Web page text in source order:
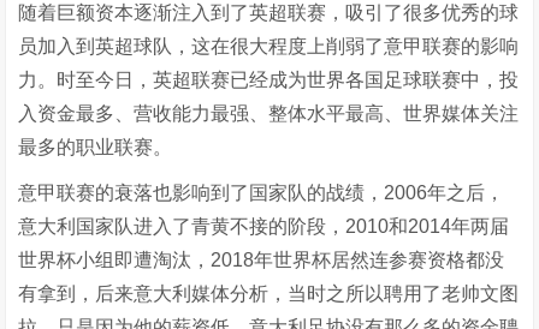
随着巨额资本逐渐注入到了英超联赛，吸引了很多优秀的球
员加入到英超球队，这在很大程度上削弱了意甲联赛的影响
力。时至今日，英超联赛已经成为世界各国足球联赛中，投
入资金最多、营收能力最强、整体水平最高、世界媒体关注
最多的职业联赛。
意甲联赛的衰落也影响到了国家队的战绩，2006年之后，
意大利国家队进入了青黄不接的阶段，2010和2014年两届
世界杯小组即遭淘汰，2018年世界杯居然连参赛资格都没
有拿到，后来意大利媒体分析，当时之所以聘用了老帅文图